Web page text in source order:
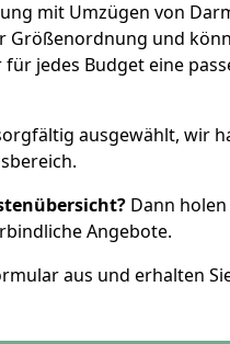
mit Umzügen von
Größenordnung und
jedes Budget eine
ausgewählt, wir
Dann
Angebote.
aus und erhalten